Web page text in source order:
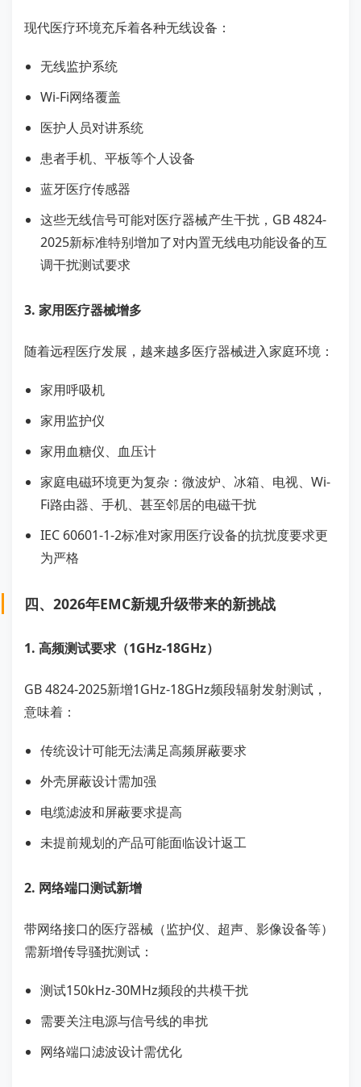
现代医疗环境充斥着各种无线设备：
无线监护系统
Wi-Fi网络覆盖
医护人员对讲系统
患者手机、平板等个人设备
蓝牙医疗传感器
这些无线信号可能对医疗器械产生干扰，GB 4824-
2025新标准特别增加了对内置无线电功能设备的互
调干扰测试要求
3. 家用医疗器械增多
随着远程医疗发展，越来越多医疗器械进入家庭环境：
家用呼吸机
家用监护仪
家用血糖仪、血压计
家庭电磁环境更为复杂：微波炉、冰箱、电视、Wi-
Fi路由器、手机、甚至邻居的电磁干扰
IEC 60601-1-2标准对家用医疗设备的抗扰度要求更
为严格
四、2026年EMC新规升级带来的新挑战
1. 高频测试要求（1GHz-18GHz）
GB 4824-2025新增1GHz-18GHz频段辐射发射测试，
意味着：
传统设计可能无法满足高频屏蔽要求
外壳屏蔽设计需加强
电缆滤波和屏蔽要求提高
未提前规划的产品可能面临设计返工
2. 网络端口测试新增
带网络接口的医疗器械（监护仪、超声、影像设备等）
需新增传导骚扰测试：
测试150kHz-30MHz频段的共模干扰
需要关注电源与信号线的串扰
网络端口滤波设计需优化